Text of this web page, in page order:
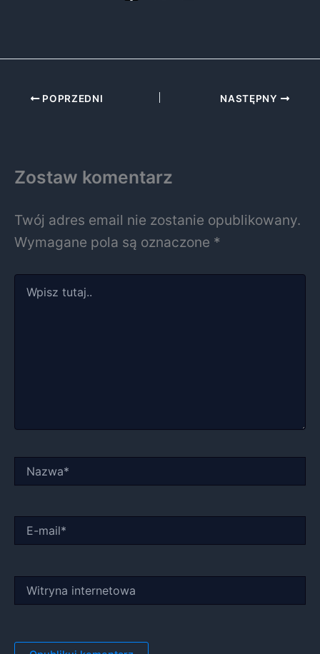
POPRZEDNI NASTĘPNY
Zostaw komentarz
Twój adres email nie zostanie opublikowany.
Wymagane pola są oznaczone *
tutaj..
mail*
internetowa